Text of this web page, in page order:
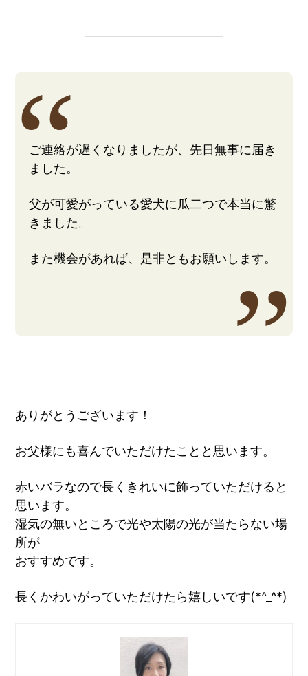
ご連絡が遅くなりましたが、先日無事に届き
ました。
父が可愛がっている愛犬に瓜二つで本当に驚
きました。
また機会があれば、是非ともお願いします。
ありがとうございます！
お父様にも喜んでいただけたことと思います。
赤いバラなので長くきれいに飾っていただけると
思います。
湿気の無いところで光や太陽の光が当たらない場
所が
おすすめです。
長くかわいがっていただけたら嬉しいです(*^_^*)